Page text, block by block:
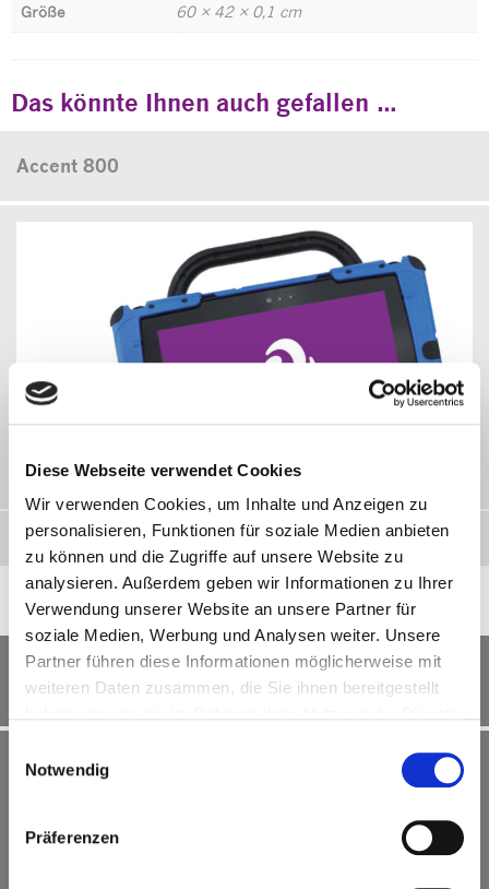
Diese Webseite verwendet Cookies
Wir verwenden Cookies, um Inhalte und Anzeigen zu
personalisieren, Funktionen für soziale Medien anbieten
zu können und die Zugriffe auf unsere Website zu
analysieren. Außerdem geben wir Informationen zu Ihrer
Verwendung unserer Website an unsere Partner für
soziale Medien, Werbung und Analysen weiter. Unsere
Partner führen diese Informationen möglicherweise mit
weiteren Daten zusammen, die Sie ihnen bereitgestellt
Notwendig
Präferenzen
Größe 60 × 42 × 0,1 cm
Das könnte Ihnen auch gefallen …
Accent 800
Produkt ansehen
MINSPEAK® Wortschatzprogramm Unity 60
Wortstrategie